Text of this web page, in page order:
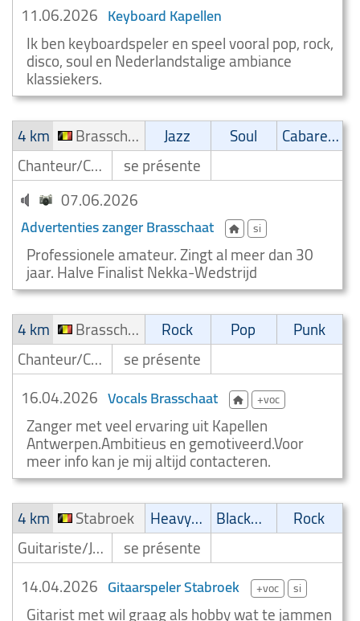
11.06.2026 Keyboard Kapellen
Ik ben keyboardspeler en speel vooral pop, rock,
disco, soul en Nederlandstalige ambiance
klassiekers.
4 km
Brasschaat Jazz Soul
Cabaret/Variétés
Chanteur/Chanteuse
se présente
07.06.2026
Advertenties zanger Brasschaat si
Professionele amateur. Zingt al meer dan 30
jaar. Halve Finalist Nekka-Wedstrijd
4 km
Brasschaat Rock Pop
Punk
Chanteur/Chanteuse
se présente
16.04.2026 Vocals Brasschaat +voc
Zanger met veel ervaring uit Kapellen
Antwerpen.Ambitieus en gemotiveerd.Voor
meer info kan je mij altijd contacteren.
4 km
Stabroek Heavy-Metal Blackmetal/Deathmetal
Rock
Guitariste/Joueur de guitare
se présente
14.04.2026 Gitaarspeler Stabroek +voc si
Gitarist met wil graag als hobby wat te jammen